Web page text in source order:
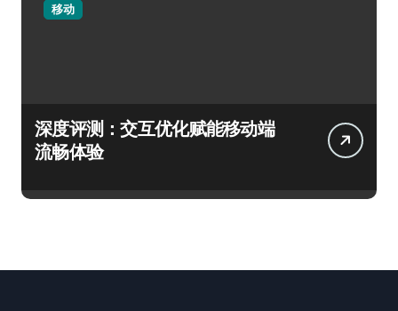
移动
深度评测：交互优化赋能移动端
流畅体验